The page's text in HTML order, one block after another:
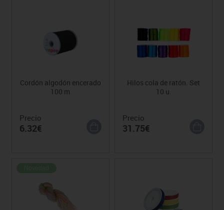
Cordón algodón encerado
100 m
Precio
6.32€
Hilos cola de ratón. Set
10 u.
Precio
31.75€